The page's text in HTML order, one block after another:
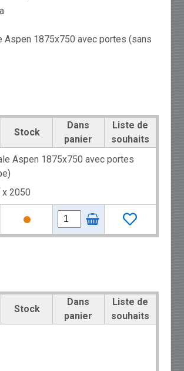
Aspen 1875x750 avec portes (sans
Stock
Dans
panier
Liste de
souhaits
Aspen 1875x750 avec portes
2050
Stock
Dans
panier
Liste de
souhaits